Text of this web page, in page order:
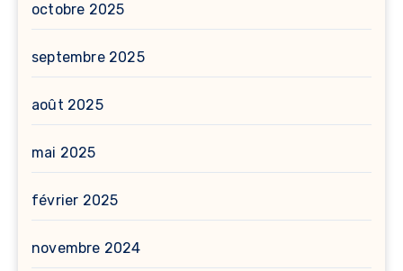
octobre 2025
septembre 2025
août 2025
mai 2025
février 2025
novembre 2024